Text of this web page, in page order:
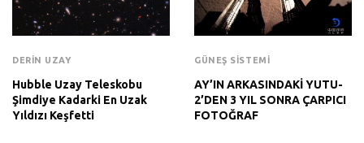
DERIN UZAY
Hubble Uzay Teleskobu
Şimdiye Kadarki En Uzak
Yıldızı Keşfetti
GÜNEŞ SISTEMI
AY’IN ARKASINDAKİ YUTU-
2’DEN 3 YIL SONRA ÇARPICI
FOTOĞRAF